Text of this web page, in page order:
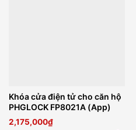
Khóa cửa điện tử cho căn hộ
PHGLOCK FP8021A (App)
2,175,000₫